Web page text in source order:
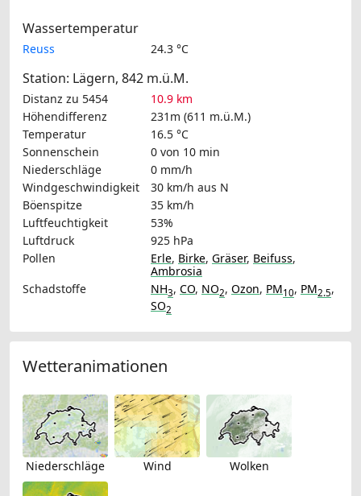
Wassertemperatur
Reuss 24.3 °C
Station: Lägern, 842 m.ü.M.
Distanz zu 5454
10.9 km
Höhendifferenz
231m (611 m.ü.M.)
Temperatur
16.5 °C
Sonnenschein
0 von 10 min
Niederschläge
0 mm/h
Windgeschwindigkeit
30 km/h aus N
Böenspitze
35 km/h
Luftfeuchtigkeit
53%
Luftdruck
925 hPa
Pollen
Erle, Birke, Gräser, Beifuss,
Ambrosia
Schadstoffe
NH3, CO, NO2, Ozon, PM10, PM2.5,
SO2
Wetteranimationen
Niederschläge Wind Wolken